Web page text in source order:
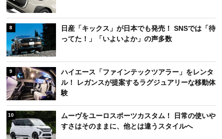
8
日産「キックス」が日本でも発売！ SNSでは「待
ってた！」「いよいよか」の声多数
9
ハイエース「ファインテックツアラー」をレンタ
ル！ レガンスが提案するラグジュアリーな移動体
験
10
ムーヴをユーロスポーツカスタム！ 日常の使いや
すさはそのままに、他とは違うスタイルへ